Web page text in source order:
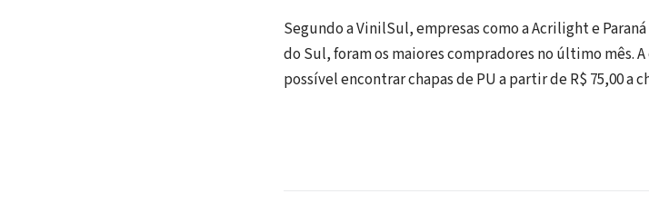
Segundo a VinilSul, empresas como a Acrilight e Paraná
do Sul, foram os maiores compradores no último mês.
possível encontrar chapas de PU a partir de R$ 75,00 a